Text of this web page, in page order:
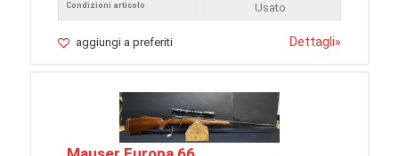
Condizioni articolo
Usato
aggiungi a preferiti Dettagli»